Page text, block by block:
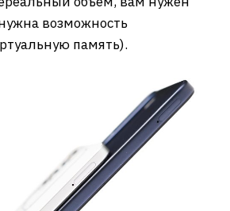
возможность
память).